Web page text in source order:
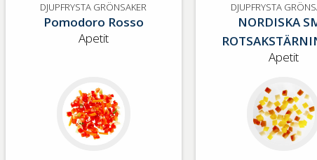
DJUPFRYSTA GRÖNSAKER
Pomodoro Rosso
Apetit
DJUPFRYSTA
NORDISKA
Apetit